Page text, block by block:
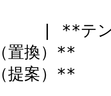
**テンプ
置換）**
提案）**